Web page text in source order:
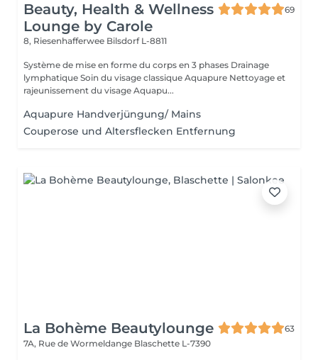
Beauty, Health & Wellness
Lounge by Carole
69
8, Riesenhafferwee Bilsdorf L-8811
Système de mise en forme du corps en 3 phases Drainage
lymphatique Soin du visage classique Aquapure Nettoyage et
rajeunissement du visage Aquapu...
Aquapure Handverjüngung/ Mains
Couperose und Altersflecken Entfernung
La Bohème Beautylounge
63
7A, Rue de Wormeldange Blaschette L-7390